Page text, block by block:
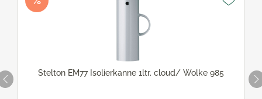
Stelton EM77 Isolierkanne 1ltr. cloud/ Wolke 985